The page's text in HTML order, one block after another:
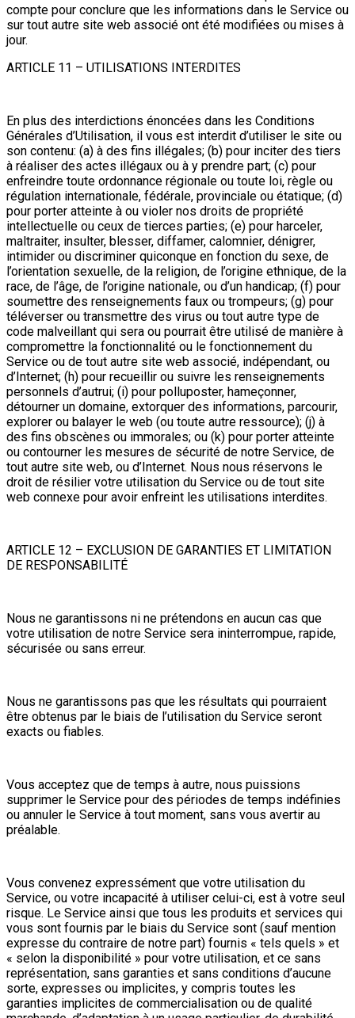
compte pour conclure que les informations dans le Service ou
sur tout autre site web associé ont été modifiées ou mises à
jour.
ARTICLE 11 – UTILISATIONS INTERDITES
En plus des interdictions énoncées dans les Conditions
Générales d’Utilisation, il vous est interdit d’utiliser le site ou
son contenu: (a) à des fins illégales; (b) pour inciter des tiers
à réaliser des actes illégaux ou à y prendre part; (c) pour
enfreindre toute ordonnance régionale ou toute loi, règle ou
régulation internationale, fédérale, provinciale ou étatique; (d)
pour porter atteinte à ou violer nos droits de propriété
intellectuelle ou ceux de tierces parties; (e) pour harceler,
maltraiter, insulter, blesser, diffamer, calomnier, dénigrer,
intimider ou discriminer quiconque en fonction du sexe, de
l’orientation sexuelle, de la religion, de l’origine ethnique, de la
race, de l’âge, de l’origine nationale, ou d’un handicap; (f) pour
soumettre des renseignements faux ou trompeurs; (g) pour
téléverser ou transmettre des virus ou tout autre type de
code malveillant qui sera ou pourrait être utilisé de manière à
compromettre la fonctionnalité ou le fonctionnement du
Service ou de tout autre site web associé, indépendant, ou
d’Internet; (h) pour recueillir ou suivre les renseignements
personnels d’autrui; (i) pour polluposter, hameçonner,
détourner un domaine, extorquer des informations, parcourir,
explorer ou balayer le web (ou toute autre ressource); (j) à
des fins obscènes ou immorales; ou (k) pour porter atteinte
ou contourner les mesures de sécurité de notre Service, de
tout autre site web, ou d’Internet. Nous nous réservons le
droit de résilier votre utilisation du Service ou de tout site
web connexe pour avoir enfreint les utilisations interdites.
ARTICLE 12 – EXCLUSION DE GARANTIES ET LIMITATION
DE RESPONSABILITÉ
Nous ne garantissons ni ne prétendons en aucun cas que
votre utilisation de notre Service sera ininterrompue, rapide,
sécurisée ou sans erreur.
Nous ne garantissons pas que les résultats qui pourraient
être obtenus par le biais de l’utilisation du Service seront
exacts ou fiables.
Vous acceptez que de temps à autre, nous puissions
supprimer le Service pour des périodes de temps indéfinies
ou annuler le Service à tout moment, sans vous avertir au
préalable.
Vous convenez expressément que votre utilisation du
Service, ou votre incapacité à utiliser celui-ci, est à votre seul
risque. Le Service ainsi que tous les produits et services qui
vous sont fournis par le biais du Service sont (sauf mention
expresse du contraire de notre part) fournis « tels quels » et
« selon la disponibilité » pour votre utilisation, et ce sans
représentation, sans garanties et sans conditions d’aucune
sorte, expresses ou implicites, y compris toutes les
garanties implicites de commercialisation ou de qualité